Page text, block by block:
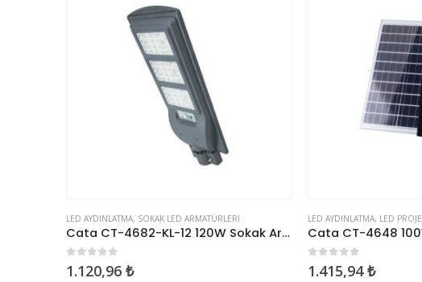
LED AYDINLATMA,SOKAK LED ARMATÜRLERI
Cata CT-4682-KL-12 120W Sokak Armatürü
5 üzerinden
1.120,96₺
LED AYDINLATMA,LED PROJEKTÖRLER
5 üzerinden
1.415,94₺